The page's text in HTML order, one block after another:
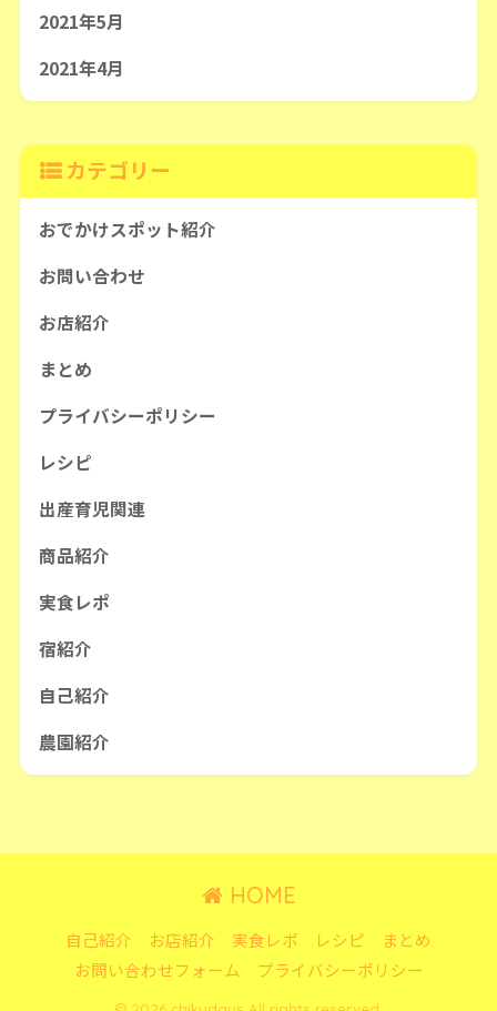
2021年5月
2021年4月
カテゴリー
おでかけスポット紹介
お問い合わせ
お店紹介
まとめ
プライバシーポリシー
レシピ
出産育児関連
商品紹介
実食レポ
宿紹介
自己紹介
農園紹介
HOME
自己紹介 お店紹介 実食レポ レシピ
まとめ
お問い合わせフォーム
プライバシーポリシー